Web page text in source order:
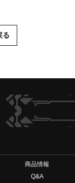
る
ヴァンガードch
商品情報
Q&A